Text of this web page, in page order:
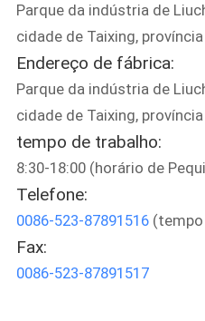
SOBRE
NÓS
EXCURSÃO
DA
FÁBRICA
CONTROLE
DA
Parque da indústria de
cidade de Taixing,
Endereço de fábrica:
Parque da indústria de
cidade de Taixing,
tempo de trabalho:
8:30-18:00 (horário de
Telefone:
0086-523-87891516(tempo
Fax:
0086-523-87891517